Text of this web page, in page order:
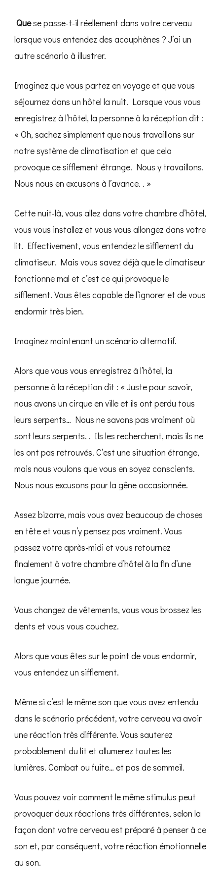
‍ Quese passe-t-il réellement dans votre cerveau
lorsque vous entendez des acouphènes ? J’ai un
autre scénario à illustrer.
Imaginez que vous partez en voyage et que vous
séjournez dans un hôtel la nuit. Lorsque vous vous
enregistrez à l’hôtel, la personne à la réception dit :
« Oh, sachez simplement que nous travaillons sur
notre système de climatisation et que cela
provoque ce sifflement étrange. Nous y travaillons.
Nous nous en excusons à l’avance. . »
Cette nuit-là, vous allez dans votre chambre d’hôtel,
vous vous installez et vous vous allongez dans votre
lit. Effectivement, vous entendez le sifflement du
climatiseur. Mais vous savez déjà que le climatiseur
fonctionne mal et c’est ce qui provoque le
sifflement. Vous êtes capable de l’ignorer et de vous
endormir très bien.
Imaginez maintenant un scénario alternatif.
Alors que vous vous enregistrez à l’hôtel, la
personne à la réception dit : « Juste pour savoir,
nous avons un cirque en ville et ils ont perdu tous
leurs serpents… Nous ne savons pas vraiment où
sont leurs serpents. . Ils les recherchent, mais ils ne
les ont pas retrouvés. C’est une situation étrange,
mais nous voulons que vous en soyez conscients.
Nous nous excusons pour la gêne occasionnée.
Assez bizarre, mais vous avez beaucoup de choses
en tête et vous n’y pensez pas vraiment. Vous
passez votre après-midi et vous retournez
finalement à votre chambre d’hôtel à la fin d’une
longue journée.
Vous changez de vêtements, vous vous brossez les
dents et vous vous couchez.
Alors que vous êtes sur le point de vous endormir,
vous entendez un sifflement.
Même si c’est le même son que vous avez entendu
dans le scénario précédent, votre cerveau va avoir
une réaction très différente. Vous sauterez
probablement du lit et allumerez toutes les
lumières. Combat ou fuite… et pas de sommeil.
Vous pouvez voir comment le même stimulus peut
provoquer deux réactions très différentes, selon la
façon dont votre cerveau est préparé à penser à ce
son et, par conséquent, votre réaction émotionnelle
au son.